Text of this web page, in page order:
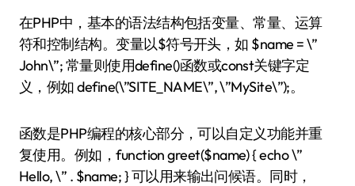
在PHP中，基本的语法结构包括变量、常量、运算
符和控制结构。变量以$符号开头，如 $name = \”
John\”; 常量则使用define()函数或const关键字定
义，例如 define(\”SITE_NAME\”, \”MySite\”);。
函数是PHP编程的核心部分，可以自定义功能并重
复使用。例如，function greet($name) { echo \”
Hello, \” . $name; } 可以用来输出问候语。同时，